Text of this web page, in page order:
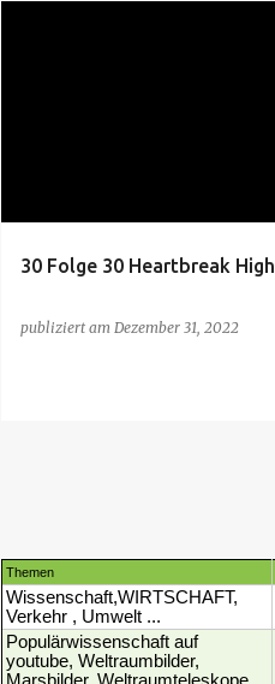
30 Folge 30 Heartbreak High
publiziert am Dezember 31, 2022
Themen
Wissenschaft,WIRTSCHAFT,
Verkehr , Umwelt ...
Populärwissenschaft auf
youtube, Weltraumbilder,